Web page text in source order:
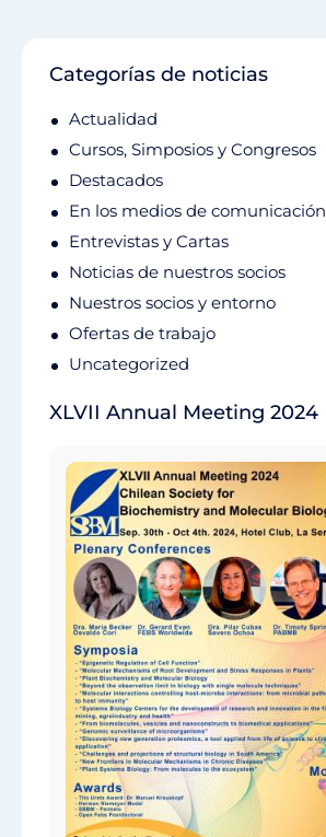
Categorías de noticias
Actualidad
Cursos, Simposios y Congresos
Destacados
En los medios de comunicación
Entrevistas y Cartas
Noticias de nuestros socios
Nuestros socios y entorno
Ofertas de trabajo
Uncategorized
XLVII Annual Meeting 2024